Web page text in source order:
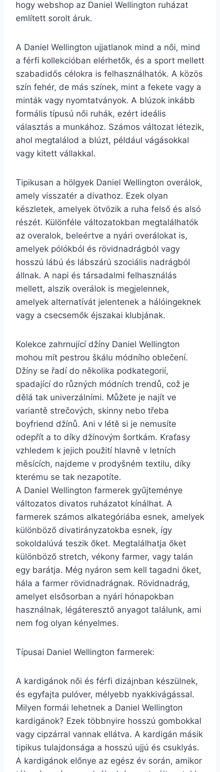
hogy webshop az Daniel Wellington ruházat
említett sorolt áruk.
A Daniel Wellington ujjatlanok mind a női, mind
a férfi kollekcióban elérhetők, és a sport mellett
szabadidős célokra is felhasználhatók. A közös
szín fehér, de más színek, mint a fekete vagy a
minták vagy nyomtatványok. A blúzok inkább
formális típusú női ruhák, ezért ideális
választás a munkához. Számos változat létezik,
ahol megtalálod a blúzt, például vágásokkal
vagy kitett vállakkal.
Tipikusan a hölgyek Daniel Wellington overálok,
amely visszatér a divathoz. Ezek olyan
készletek, amelyek ötvözik a ruha felső és alsó
részét. Különféle változatokban megtalálhatók
az overalok, beleértve a nyári overálokat is,
amelyek pólókból és rövidnadrágból vagy
hosszú lábú és lábszárú szociális nadrágból
állnak. A napi és társadalmi felhasználás
mellett, alszik overálok is megjelennek,
amelyek alternatívát jelentenek a hálóingeknek
vagy a csecsemők éjszakai klubjának.
Kolekce zahrnující džíny Daniel Wellington
mohou mít pestrou škálu módního oblečení.
Džíny se řadí do několika podkategorií,
spadající do různých módních trendů, což je
dělá tak univerzálními. Můžete je najít ve
variantě strečových, skinny nebo třeba
boyfriend džínů. Ani v létě si je nemusíte
odepřít a to díky džínovým šortkám. Kraťasy
vzhledem k jejich použití hlavně v letních
měsících, najdeme v prodyšném textilu, díky
kterému se tak nezapotíte.
A Daniel Wellington farmerek gyűjteménye
változatos divatos ruházatot kínálhat. A
farmerek számos alkategóriába esnek, amelyek
különböző divatirányzatokba esnek, így
sokoldalúvá teszik őket. Megtalálhatja őket
különböző stretch, vékony farmer, vagy talán
egy barátja. Még nyáron sem kell tagadni őket,
hála a farmer rövidnadrágnak. Rövidnadrág,
amelyet elsősorban a nyári hónapokban
használnak, légáteresztő anyagot találunk, ami
nem fog olyan kényelmes.
Típusai Daniel Wellington farmerek:
A kardigánok női és férfi dizájnban készülnek,
és egyfajta pulóver, mélyebb nyakkivágással.
Milyen formái lehetnek a Daniel Wellington
kardigánok? Ezek többnyire hosszú gombokkal
vagy cipzárral vannak ellátva. A kardigán másik
tipikus tulajdonsága a hosszú ujjú és csuklyás.
A kardigánok előnye az egész év során, amikor